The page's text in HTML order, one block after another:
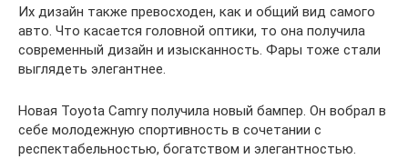
Их дизайн также превосходен, как и общий вид самого
авто. Что касается головной оптики, то она получила
современный дизайн и изысканность. Фары тоже стали
выглядеть элегантнее.
Новая Toyota Camry получила новый бампер. Он вобрал в
себе молодежную спортивность в сочетании с
респектабельностью, богатством и элегантностью.